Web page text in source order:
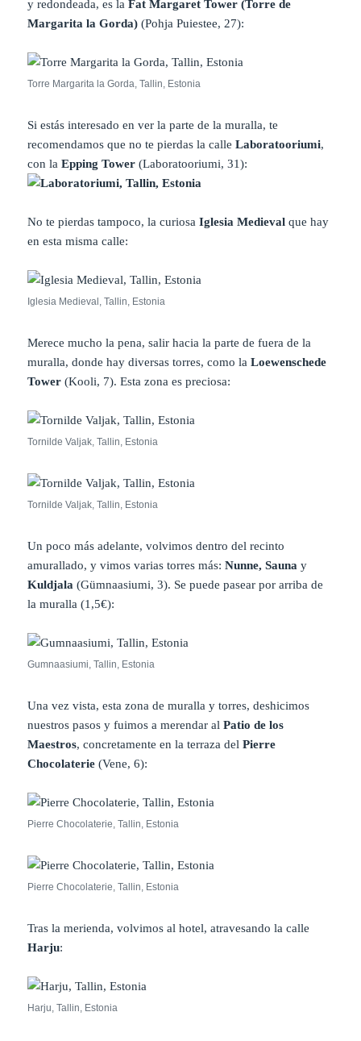
y redondeada, es la Fat Margaret Tower (Torre de
Margarita la Gorda) (Pohja Puiestee, 27):
Torre Margarita la Gorda, Tallin, Estonia
Si estás interesado en ver la parte de la muralla, te
recomendamos que no te pierdas la calle Laboratooriumi,
con la Epping Tower (Laboratooriumi, 31):
No te pierdas tampoco, la curiosaIglesia Medieval que hay
en esta misma calle:
Iglesia Medieval, Tallin, Estonia
Merece mucho la pena, salir hacia la parte de fuera de la
muralla, donde hay diversas torres, como laLoewenschede
Tower (Kooli, 7). Esta zona es preciosa:
Tornilde Valjak, Tallin, Estonia
Tornilde Valjak, Tallin, Estonia
Un poco más adelante, volvimos dentro del recinto
amurallado, y vimos varias torres más: Nunne, Saunay
Kuldjala (Gümnaasiumi, 3). Se puede pasear por arriba de
la muralla (1,5€):
Gumnaasiumi, Tallin, Estonia
Una vez vista, esta zona de muralla y torres, deshicimos
nuestros pasos y fuimos a merendar alPatio de los
Maestros, concretamente en la terraza delPierre
Chocolaterie (Vene, 6):
Pierre Chocolaterie, Tallin, Estonia
Pierre Chocolaterie, Tallin, Estonia
Tras la merienda, volvimos al hotel, atravesando la calle
Harju:
Harju, Tallin, Estonia